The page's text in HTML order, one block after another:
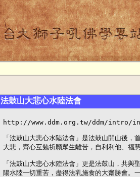
法鼓山大悲心水陸法會
http://www.ddm.org.tw/ddm/intro/
「法鼓山大悲心水陸法會」是法鼓山開山後，
大悲，齊心互勉祈願眾生離苦，自利利他、福
「法鼓山大悲心水陸法會」更是法鼓山，共
陽水陸一切重苦，盡得法乳施食的大齋勝會。